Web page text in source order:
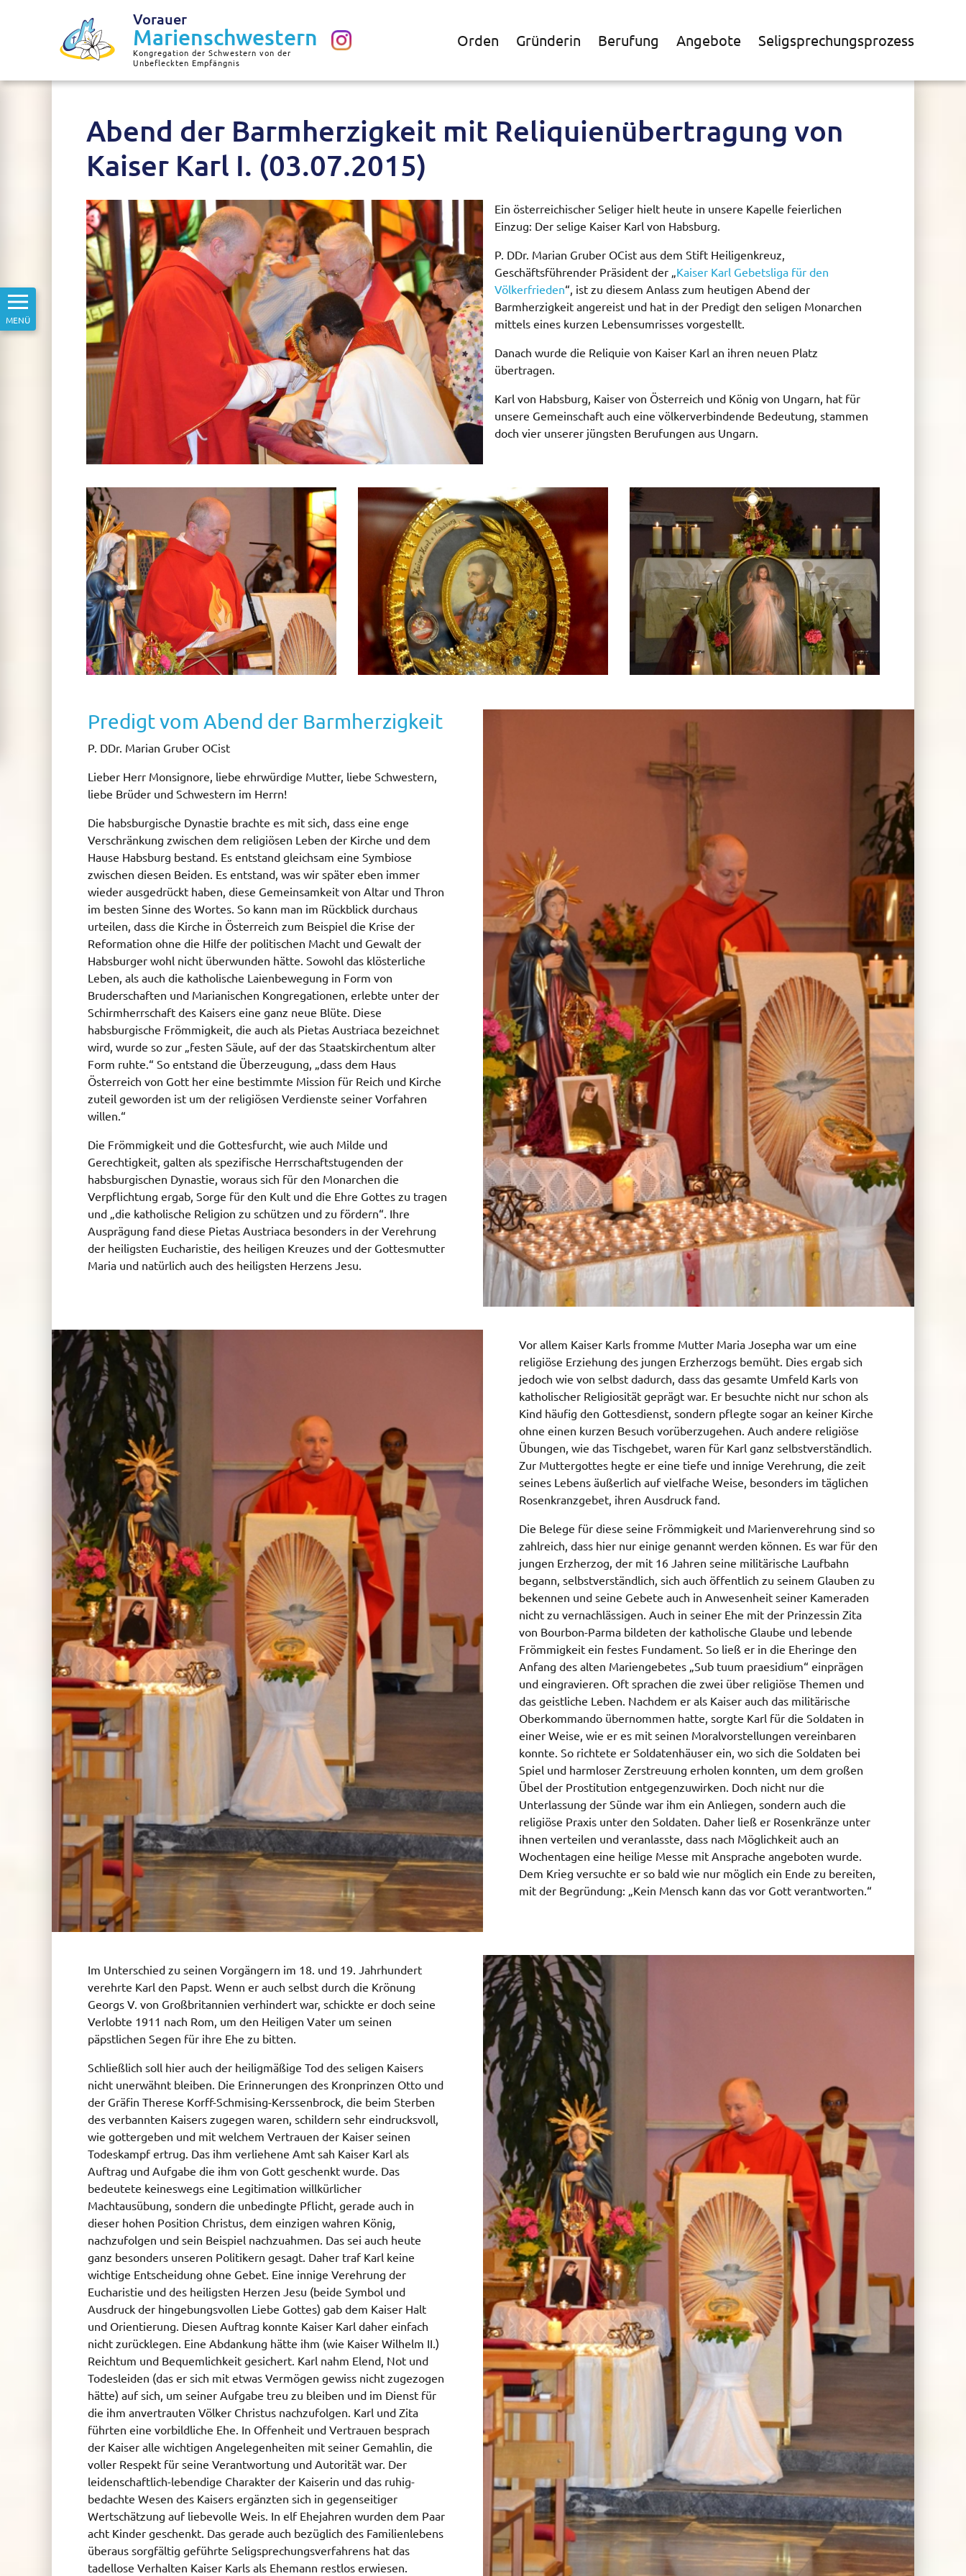
Vorauer
Marienschwestern
Kongregation der Schwestern von der
Unbefleckten Empfängnis
Orden Gründerin Berufung Angebote Seligsprechungsprozess
MENÜ
Abend der Barmherzigkeit mit Reliquienübertragung von
Kaiser Karl I. (03.07.2015)
Ein österreichischer Seliger hielt heute in unsere Kapelle feierlichen
Einzug: Der selige Kaiser Karl von Habsburg.
P. DDr. Marian Gruber OCist aus dem Stift Heiligenkreuz,
Geschäftsführender Präsident der „Kaiser Karl Gebetsliga für den
Völkerfrieden“, ist zu diesem Anlass zum heutigen Abend der
Barmherzigkeit angereist und hat in der Predigt den seligen Monarchen
mittels eines kurzen Lebensumrisses vorgestellt.
Danach wurde die Reliquie von Kaiser Karl an ihren neuen Platz
übertragen.
Karl von Habsburg, Kaiser von Österreich und König von Ungarn, hat für
unsere Gemeinschaft auch eine völkerverbindende Bedeutung, stammen
doch vier unserer jüngsten Berufungen aus Ungarn.
Predigt vom Abend der Barmherzigkeit
P. DDr. Marian Gruber OCist
Lieber Herr Monsignore, liebe ehrwürdige Mutter, liebe Schwestern,
liebe Brüder und Schwestern im Herrn!
Die habsburgische Dynastie brachte es mit sich, dass eine enge
Verschränkung zwischen dem religiösen Leben der Kirche und dem
Hause Habsburg bestand. Es entstand gleichsam eine Symbiose
zwischen diesen Beiden. Es entstand, was wir später eben immer
wieder ausgedrückt haben, diese Gemeinsamkeit von Altar und Thron
im besten Sinne des Wortes. So kann man im Rückblick durchaus
urteilen, dass die Kirche in Österreich zum Beispiel die Krise der
Reformation ohne die Hilfe der politischen Macht und Gewalt der
Habsburger wohl nicht überwunden hätte. Sowohl das klösterliche
Leben, als auch die katholische Laienbewegung in Form von
Bruderschaften und Marianischen Kongregationen, erlebte unter der
Schirmherrschaft des Kaisers eine ganz neue Blüte. Diese
habsburgische Frömmigkeit, die auch als Pietas Austriaca bezeichnet
wird, wurde so zur „festen Säule, auf der das Staatskirchentum alter
Form ruhte.“ So entstand die Überzeugung, „dass dem Haus
Österreich von Gott her eine bestimmte Mission für Reich und Kirche
zuteil geworden ist um der religiösen Verdienste seiner Vorfahren
willen.“
Die Frömmigkeit und die Gottesfurcht, wie auch Milde und
Gerechtigkeit, galten als spezifische Herrschaftstugenden der
habsburgischen Dynastie, woraus sich für den Monarchen die
Verpflichtung ergab, Sorge für den Kult und die Ehre Gottes zu tragen
und „die katholische Religion zu schützen und zu fördern“. Ihre
Ausprägung fand diese Pietas Austriaca besonders in der Verehrung
der heiligsten Eucharistie, des heiligen Kreuzes und der Gottesmutter
Maria und natürlich auch des heiligsten Herzens Jesu.
Vor allem Kaiser Karls fromme Mutter Maria Josepha war um eine
religiöse Erziehung des jungen Erzherzogs bemüht. Dies ergab sich
jedoch wie von selbst dadurch, dass das gesamte Umfeld Karls von
katholischer Religiosität geprägt war. Er besuchte nicht nur schon als
Kind häufig den Gottesdienst, sondern pflegte sogar an keiner Kirche
ohne einen kurzen Besuch vorüberzugehen. Auch andere religiöse
Übungen, wie das Tischgebet, waren für Karl ganz selbstverständlich.
Zur Muttergottes hegte er eine tiefe und innige Verehrung, die zeit
seines Lebens äußerlich auf vielfache Weise, besonders im täglichen
Rosenkranzgebet, ihren Ausdruck fand.
Die Belege für diese seine Frömmigkeit und Marienverehrung sind so
zahlreich, dass hier nur einige genannt werden können. Es war für den
jungen Erzherzog, der mit 16 Jahren seine militärische Laufbahn
begann, selbstverständlich, sich auch öffentlich zu seinem Glauben zu
bekennen und seine Gebete auch in Anwesenheit seiner Kameraden
nicht zu vernachlässigen. Auch in seiner Ehe mit der Prinzessin Zita
von Bourbon-Parma bildeten der katholische Glaube und lebende
Frömmigkeit ein festes Fundament. So ließ er in die Eheringe den
Anfang des alten Mariengebetes „Sub tuum praesidium“ einprägen
und eingravieren. Oft sprachen die zwei über religiöse Themen und
das geistliche Leben. Nachdem er als Kaiser auch das militärische
Oberkommando übernommen hatte, sorgte Karl für die Soldaten in
einer Weise, wie er es mit seinen Moralvorstellungen vereinbaren
konnte. So richtete er Soldatenhäuser ein, wo sich die Soldaten bei
Spiel und harmloser Zerstreuung erholen konnten, um dem großen
Übel der Prostitution entgegenzuwirken. Doch nicht nur die
Unterlassung der Sünde war ihm ein Anliegen, sondern auch die
religiöse Praxis unter den Soldaten. Daher ließ er Rosenkränze unter
ihnen verteilen und veranlasste, dass nach Möglichkeit auch an
Wochentagen eine heilige Messe mit Ansprache angeboten wurde.
Dem Krieg versuchte er so bald wie nur möglich ein Ende zu bereiten,
mit der Begründung: „Kein Mensch kann das vor Gott verantworten.“
Im Unterschied zu seinen Vorgängern im 18. und 19. Jahrhundert
verehrte Karl den Papst. Wenn er auch selbst durch die Krönung
Georgs V. von Großbritannien verhindert war, schickte er doch seine
Verlobte 1911 nach Rom, um den Heiligen Vater um seinen
päpstlichen Segen für ihre Ehe zu bitten.
Schließlich soll hier auch der heiligmäßige Tod des seligen Kaisers
nicht unerwähnt bleiben. Die Erinnerungen des Kronprinzen Otto und
der Gräfin Therese Korff-Schmising-Kerssenbrock, die beim Sterben
des verbannten Kaisers zugegen waren, schildern sehr eindrucksvoll,
wie gottergeben und mit welchem Vertrauen der Kaiser seinen
Todeskampf ertrug. Das ihm verliehene Amt sah Kaiser Karl als
Auftrag und Aufgabe die ihm von Gott geschenkt wurde. Das
bedeutete keineswegs eine Legitimation willkürlicher
Machtausübung, sondern die unbedingte Pflicht, gerade auch in
dieser hohen Position Christus, dem einzigen wahren König,
nachzufolgen und sein Beispiel nachzuahmen. Das sei auch heute
ganz besonders unseren Politikern gesagt. Daher traf Karl keine
wichtige Entscheidung ohne Gebet. Eine innige Verehrung der
Eucharistie und des heiligsten Herzen Jesu (beide Symbol und
Ausdruck der hingebungsvollen Liebe Gottes) gab dem Kaiser Halt
und Orientierung. Diesen Auftrag konnte Kaiser Karl daher einfach
nicht zurücklegen. Eine Abdankung hätte ihm (wie Kaiser Wilhelm II.)
Reichtum und Bequemlichkeit gesichert. Karl nahm Elend, Not und
Todesleiden (das er sich mit etwas Vermögen gewiss nicht zugezogen
hätte) auf sich, um seiner Aufgabe treu zu bleiben und im Dienst für
die ihm anvertrauten Völker Christus nachzufolgen. Karl und Zita
führten eine vorbildliche Ehe. In Offenheit und Vertrauen besprach
der Kaiser alle wichtigen Angelegenheiten mit seiner Gemahlin, die
voller Respekt für seine Verantwortung und Autorität war. Der
leidenschaftlich-lebendige Charakter der Kaiserin und das ruhig-
bedachte Wesen des Kaisers ergänzten sich in gegenseitiger
Wertschätzung auf liebevolle Weis. In elf Ehejahren wurden dem Paar
acht Kinder geschenkt. Das gerade auch bezüglich des Familienlebens
überaus sorgfältig geführte Seligsprechungsverfahrens hat das
tadellose Verhalten Kaiser Karls als Ehemann restlos erwiesen.